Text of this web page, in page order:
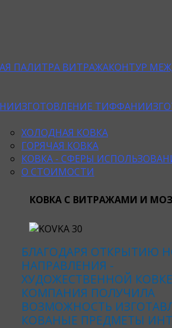
ПАЛИТРА ВИТРАЖАКОНТУР
ИЗГОТОВЛЕНИЕ ТИФФАНИ
ХОЛОДНАЯ КОВКА
ГОРЯЧАЯ КОВКА
КОВКА - СФЕРЫ
О СТОИМОСТИ
КОВКА С ВИТРАЖАМИ И
БЛАГОДАРЯ ОТКРЫТИЮ
НАПРАВЛЕНИЯ -
ХУДОЖЕСТВЕННОЙ
КОМПАНИЯ ПОЛУЧИЛА
ВОЗМОЖНОСТЬ
КОВАНЫЕ ПРЕДМЕТЫ